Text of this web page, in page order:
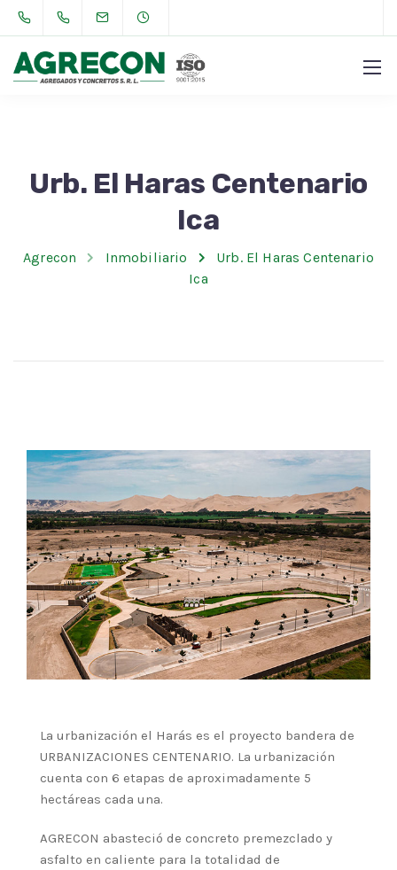
Urb. El Haras Centenario
Ica
Agrecon Inmobiliario
Urb. El Haras Centenario
Ica
La urbanización el Harás es el proyecto bandera de
URBANIZACIONES CENTENARIO. La urbanización
cuenta con 6 etapas de aproximadamente 5
hectáreas cada una.
AGRECON abasteció de concreto premezclado y
asfalto en caliente para la totalidad de